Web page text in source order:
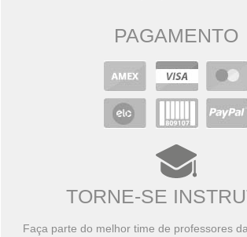
PAGAMENTO
TORNE-SE
Faça parte do melhor time de professores